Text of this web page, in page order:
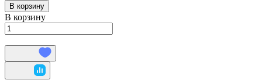
В корзину
В корзину